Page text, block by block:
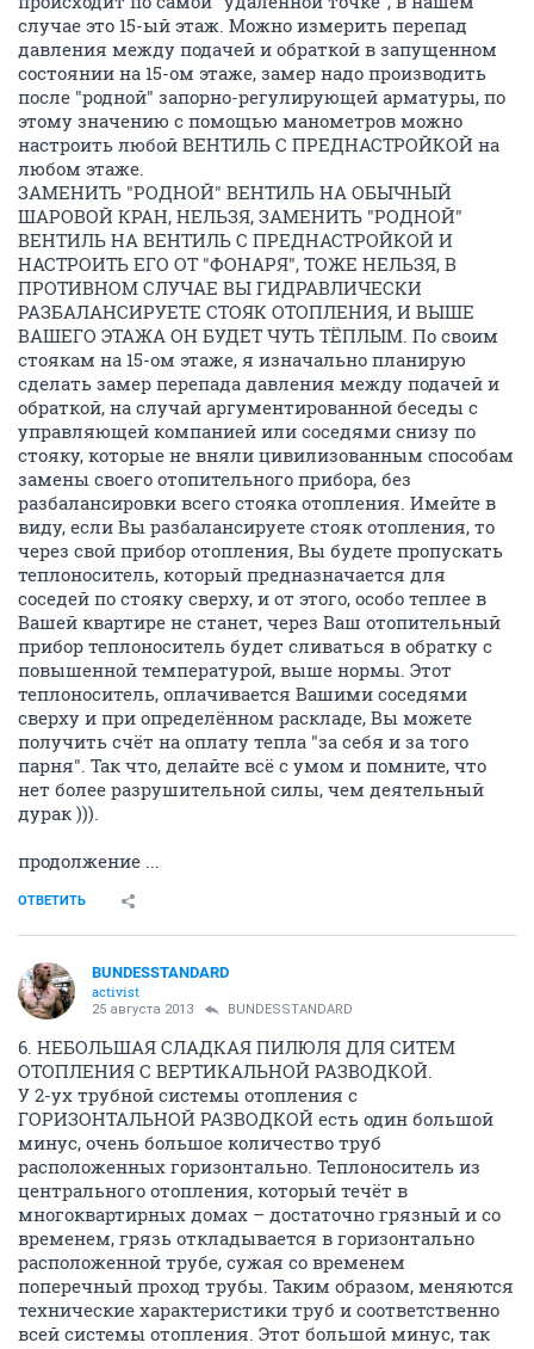
случае это 15-ый этаж. Можно измерить перепад
давления между подачей и обраткой в запущенном
состоянии на 15-ом этаже, замер надо производить
после "родной" запорно-регулирующей арматуры, по
этому значению с помощью манометров можно
настроить любой ВЕНТИЛЬ С ПРЕДНАСТРОЙКОЙ на
любом этаже.
ЗАМЕНИТЬ "РОДНОЙ" ВЕНТИЛЬ НА ОБЫЧНЫЙ
ШАРОВОЙ КРАН, НЕЛЬЗЯ, ЗАМЕНИТЬ "РОДНОЙ"
ВЕНТИЛЬ НА ВЕНТИЛЬ С ПРЕДНАСТРОЙКОЙ И
НАСТРОИТЬ ЕГО ОТ "ФОНАРЯ", ТОЖЕ НЕЛЬЗЯ, В
ПРОТИВНОМ СЛУЧАЕ ВЫ ГИДРАВЛИЧЕСКИ
РАЗБАЛАНСИРУЕТЕ СТОЯК ОТОПЛЕНИЯ, И ВЫШЕ
ВАШЕГО ЭТАЖА ОН БУДЕТ ЧУТЬ ТЁПЛЫМ. По своим
стоякам на 15-ом этаже, я изначально планирую
сделать замер перепада давления между подачей и
обраткой, на случай аргументированной беседы с
управляющей компанией или соседями снизу по
стояку, которые не вняли цивилизованным способам
замены своего отопительного прибора, без
разбалансировки всего стояка отопления. Имейте в
виду, если Вы разбалансируете стояк отопления, то
через свой прибор отопления, Вы будете пропускать
теплоноситель, который предназначается для
соседей по стояку сверху, и от этого, особо теплее в
Вашей квартире не станет, через Ваш отопительный
прибор теплоноситель будет сливаться в обратку с
повышенной температурой, выше нормы. Этот
теплоноситель, оплачивается Вашими соседями
сверху и при определённом раскладе, Вы можете
получить счёт на оплату тепла "за себя и за того
парня". Так что, делайте всё с умом и помните, что
нет более разрушительной силы, чем деятельный
дурак ))).
продолжение ...
ОТВЕТИТЬ
BUNDESSTANDARD
activist
25 августа 2013 BUNDESSTANDARD
6. НЕБОЛЬШАЯ СЛАДКАЯ ПИЛЮЛЯ ДЛЯ СИТЕМ
ОТОПЛЕНИЯ С ВЕРТИКАЛЬНОЙ РАЗВОДКОЙ.
У 2-ух трубной системы отопления с
ГОРИЗОНТАЛЬНОЙ РАЗВОДКОЙ есть один большой
минус, очень большое количество труб
расположенных горизонтально. Теплоноситель из
центрального отопления, который течёт в
многоквартирных домах – достаточно грязный и со
временем, грязь откладывается в горизонтально
расположенной трубе, сужая со временем
поперечный проход трубы. Таким образом, меняются
технические характеристики труб и соответственно
всей системы отопления. Этот большой минус, так